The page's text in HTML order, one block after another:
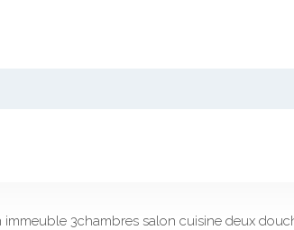
3chambres salon cuisine deux